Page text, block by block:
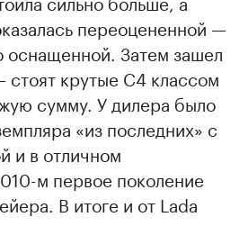
переоцененной —
оснащенной. Затем зашел
крутые С4 классом
сумму. У дилера было
«из последних» с
и в отличном
м первое поколение
В итоге и от Lada